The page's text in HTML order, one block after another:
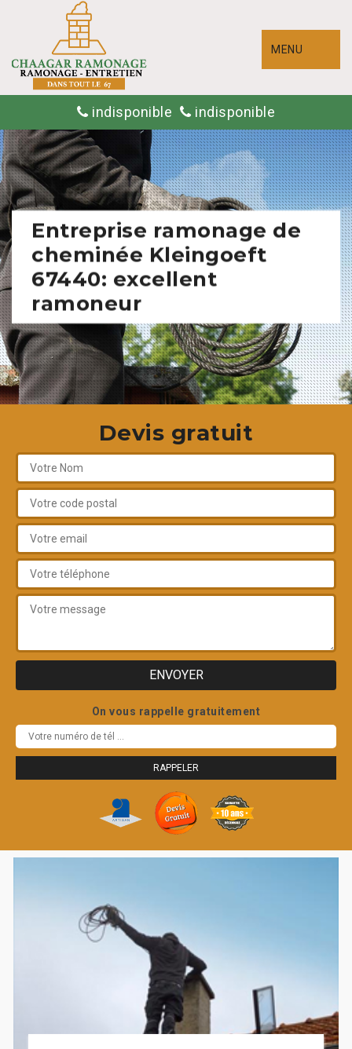
MENU
indisponible indisponible
Entreprise ramonage de
cheminée Kleingoeft
67440: excellent
ramoneur
Devis gratuit
On vous rappelle gratuitement